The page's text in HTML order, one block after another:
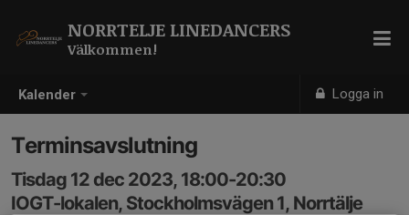
Kalender Logga in
NORRTELJE LINEDANCERS
Välkommen!
Terminsavslutning
Tisdag 12 dec 2023, 18:00-20:30
IOGT-lokalen, Stockholmsvägen 1, Norrtälje